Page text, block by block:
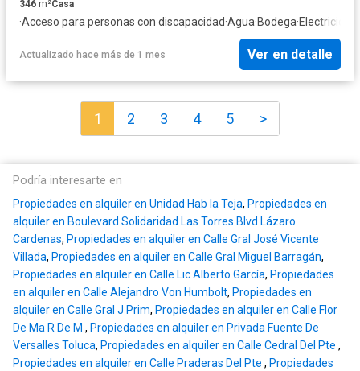
346 m²Casa
·Acceso para personas con discapacidad·Agua·Bodega·Electricidad
Actualizado hace más de 1 mes Ver en detalle
1 2 3 4 5 >
Podría interesarte en
Propiedades en alquiler en Unidad Hab la Teja, Propiedades en
alquiler en Boulevard Solidaridad Las Torres Blvd Lázaro
Cardenas, Propiedades en alquiler en Calle Gral José Vicente
Villada, Propiedades en alquiler en Calle Gral Miguel Barragán,
Propiedades en alquiler en Calle Lic Alberto García, Propiedades
en alquiler en Calle Alejandro Von Humbolt, Propiedades en
alquiler en Calle Gral J Prim, Propiedades en alquiler en Calle Flor
De Ma R De M , Propiedades en alquiler en Privada Fuente De
Versalles Toluca, Propiedades en alquiler en Calle Cedral Del Pte ,
Propiedades en alquiler en Calle Praderas Del Pte , Propiedades